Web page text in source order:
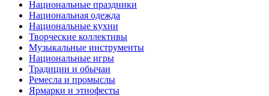
Национальные праздники
Национальная одежда
Национальные кухни
Творческие коллективы
Музыкальные инструменты
Национальные игры
Традиции и обычаи
Ремесла и промыслы
Ярмарки и этнофесты